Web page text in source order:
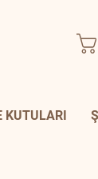
KUTULARI